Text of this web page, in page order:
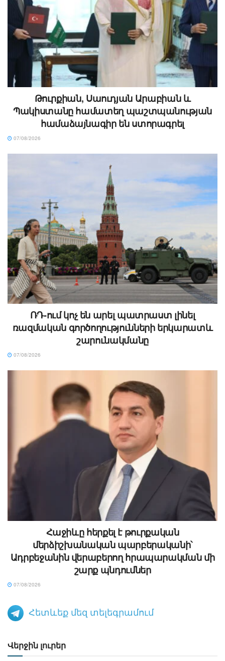
Թուրքիան, Սաուդյան Արաբիան և
Պակիստանը համատեղ պաշտպանության
համաձայնագիր են ստորագրել
07/08/2026
ՌԴ-ում կոչ են արել պատրաստ լինել
ռազմական գործողությունների երկարատև
շարունակմանը
07/08/2026
Հաջիևը հերքել է թուրքական
մերձիշխանական պարբերականի՝
Ադրբեջանին վերաբերող հրապարակման մի
շարք պնդումներ
07/08/2026
Հետևեք մեզ տելեգրամում
Վերջին լուրեր